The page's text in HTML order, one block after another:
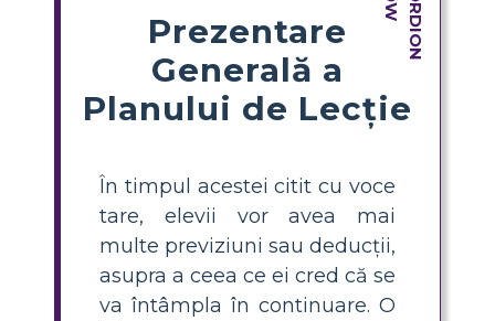
Prezentare
Generală a
Planului de Lecție
În timpul acestei citit cu voce
tare, elevii vor avea mai
multe previziuni sau deducții,
asupra a ceea ce ei cred că se
va întâmpla în continuare. O